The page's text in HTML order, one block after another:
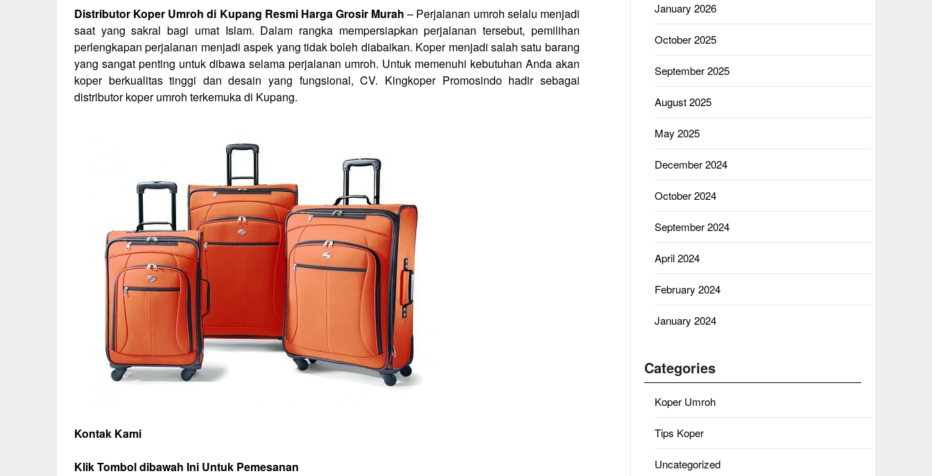
Distributor Koper Umroh di Kupang Resmi Harga Grosir Murah – Perjalanan umroh selalu menjadi
saat yang sakral bagi umat Islam. Dalam rangka mempersiapkan perjalanan tersebut, pemilihan
perlengkapan perjalanan menjadi aspek yang tidak boleh diabaikan. Koper menjadi salah satu barang
yang sangat penting untuk dibawa selama perjalanan umroh. Untuk memenuhi kebutuhan Anda akan
koper berkualitas tinggi dan desain yang fungsional, CV. Kingkoper Promosindo hadir sebagai
distributor koper umroh terkemuka di Kupang.
Kontak Kami
Klik Tombol dibawah Ini Untuk Pemesanan
January 2026
October 2025
September 2025
August 2025
May 2025
December 2024
October 2024
September 2024
April 2024
February 2024
January 2024
Categories
Koper Umroh
Tips Koper
Uncategorized